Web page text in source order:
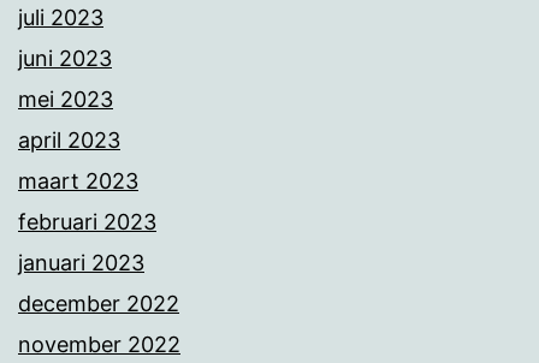
juli 2023
juni 2023
mei 2023
april 2023
maart 2023
februari 2023
januari 2023
december 2022
november 2022